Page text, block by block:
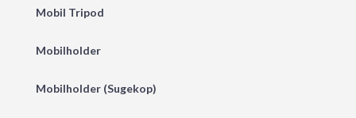
Mobil Tripod
Mobilholder
Mobilholder (Sugekop)